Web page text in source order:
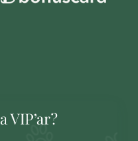
VIP’ar?